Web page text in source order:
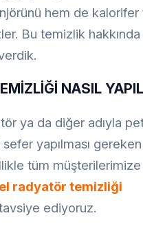
hem de kalorifer
Bu temizlik hakkında
NASIL
ya da diğer adıyla
yapılması gereken
tüm müşterilerimize
radyatör temizliği
tavsiye ediyoruz.